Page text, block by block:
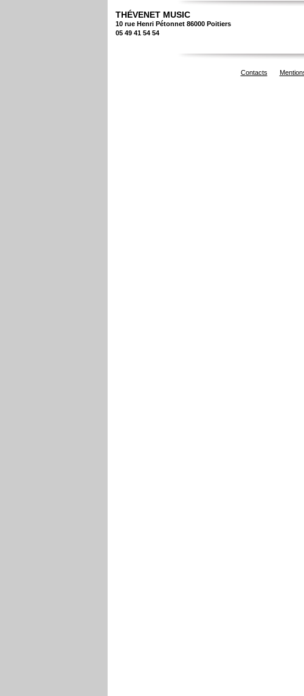
THÉVENET MUSIC
10 rue Henri Pétonnet 86000 Poitiers
05 49 41 54 54
Contacts